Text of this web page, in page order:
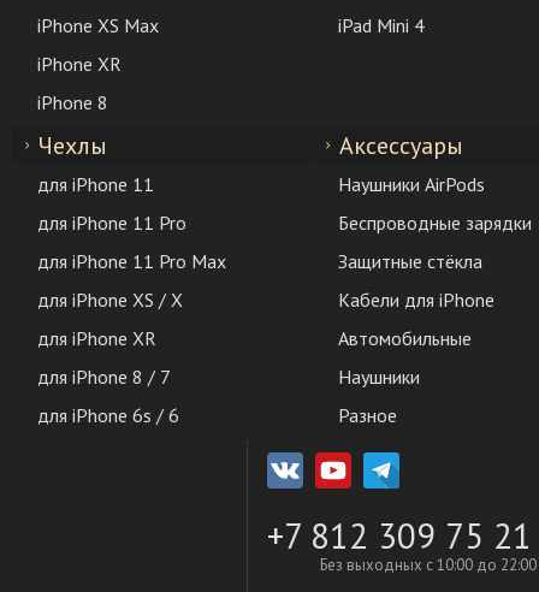
iPhone XS Max
iPhone XR
iPhone 8
iPad Mini 4
Чехлы
для iPhone 11
для iPhone 11 Pro
для iPhone 11 Pro Max
для iPhone XS / X
для iPhone XR
для iPhone 8 / 7
для iPhone 6s / 6
Аксессуары
Наушники AirPods
Беспроводные зарядки
Защитные стёкла
Кабели для iPhone
Автомобильные
Наушники
Разное
+7 812 309 75 21
Без выходных с 10:00 до 22:00